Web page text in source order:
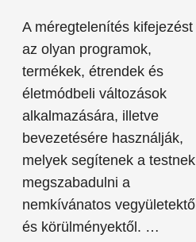
A méregtelenítés kifejezést
az olyan programok,
termékek, étrendek és
életmódbeli változások
alkalmazására, illetve
bevezetésére használják,
melyek segítenek a testnek
megszabadulni a
nemkívánatos vegyületektől
és körülményektől. …